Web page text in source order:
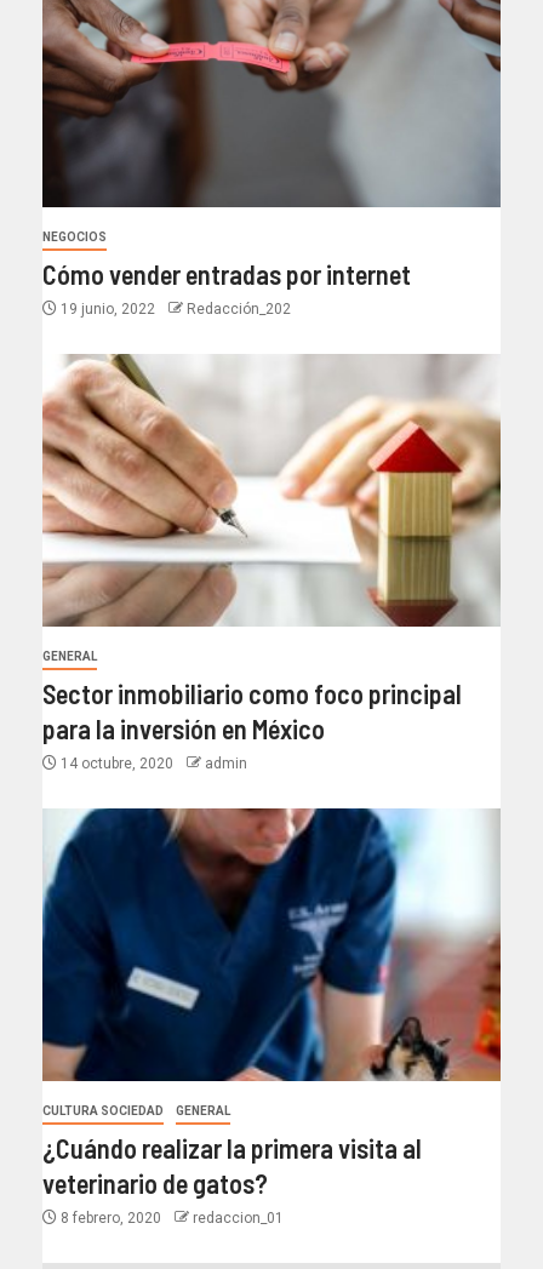
NEGOCIOS
Cómo vender entradas por internet
19 junio, 2022 Redacción_202
GENERAL
Sector inmobiliario como foco principal
para la inversión en México
14 octubre, 2020 admin
CULTURA SOCIEDAD GENERAL
¿Cuándo realizar la primera visita al
veterinario de gatos?
8 febrero, 2020 redaccion_01